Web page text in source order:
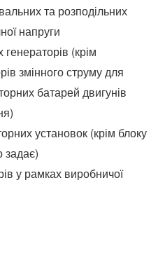
та розподільних
напруги
(крім
змінного струму для
батарей двигунів
установок (крім блоку
задає)
у рамках виробничої